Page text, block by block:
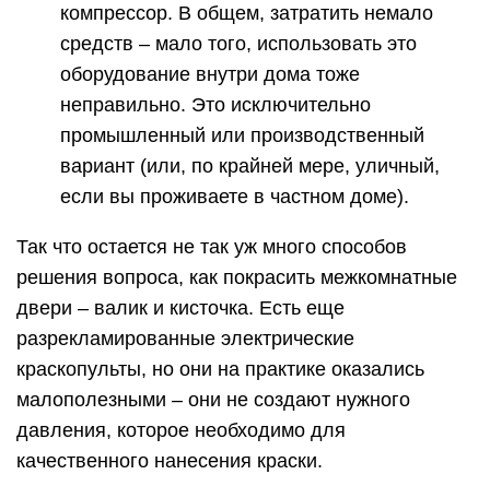
компрессор. В общем, затратить немало
средств – мало того, использовать это
оборудование внутри дома тоже
неправильно. Это исключительно
промышленный или производственный
вариант (или, по крайней мере, уличный,
если вы проживаете в частном доме).
Так что остается не так уж много способов
решения вопроса, как покрасить межкомнатные
двери – валик и кисточка. Есть еще
разрекламированные электрические
краскопульты, но они на практике оказались
малополезными – они не создают нужного
давления, которое необходимо для
качественного нанесения краски.